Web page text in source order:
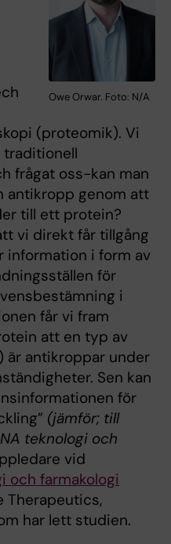
Owe Orwar. Foto: N/A
(proteomik). Vi
traditionell
frågat oss-kan man
antikropp genom att
till ett protein?
vi direkt får tillgång
information i form av
för
i
får vi fram
att en typ av
är antikroppar under
Sen kan
för
(jämför; till
teknologi och
vid
och farmakologi
Therapeutics,
har lett studien.